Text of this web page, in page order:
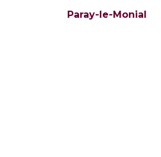
Paray-le-Monial